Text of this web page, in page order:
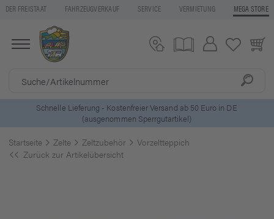
DER FREISTAAT FAHRZEUGVERKAUF SERVICE VERMIETUNG MEGA STORE
Schnelle Lieferung - Kostenfreier Versand ab 50 Euro in DE
(ausgenommen Sperrgutartikel)
Startseite Zelte Zeltzubehör
Vorzeltteppich
Zurück zur Artikelübersicht